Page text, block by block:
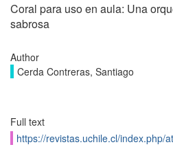
Coral para uso en aula: Una
sabrosa
Author
Cerda Contreras, Santiago
Full text
https://revistas.uchile.cl/index.php/